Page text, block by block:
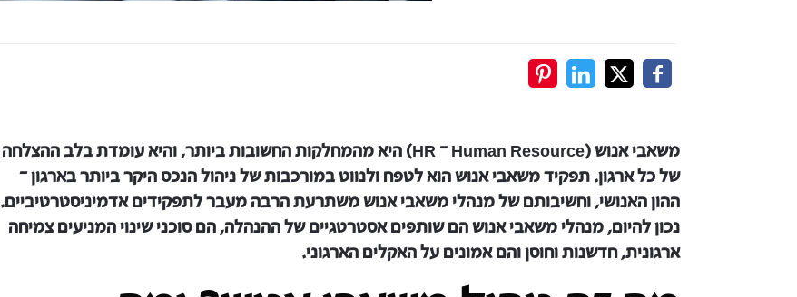
משאבי אנוש (HR – Human Resource) היא מהמחלקות החשובות ביותר, והיא עומדת בלב ההצלחה
של כל ארגון. תפקיד משאבי אנוש הוא לטפח ולנווט במורכבות של ניהול הנכס היקר ביותר בארגון –
ההון האנושי, וחשיבותם של מנהלי משאבי אנוש משתרעת הרבה מעבר לתפקידים אדמיניסטרטיביים.
נכון להיום, מנהלי משאבי אנוש הם שותפים אסטרטגיים של ההנהלה, הם סוכני שינוי המניעים צמיחה
ארגונית, חדשנות וחוסן והם אמונים על האקלים הארגוני.